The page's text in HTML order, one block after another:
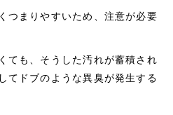
つまりやすいため、注意が必要
ても、そうした汚れが蓄積され
てドブのような異臭が発生する